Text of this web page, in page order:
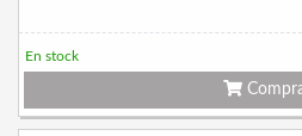
En stock